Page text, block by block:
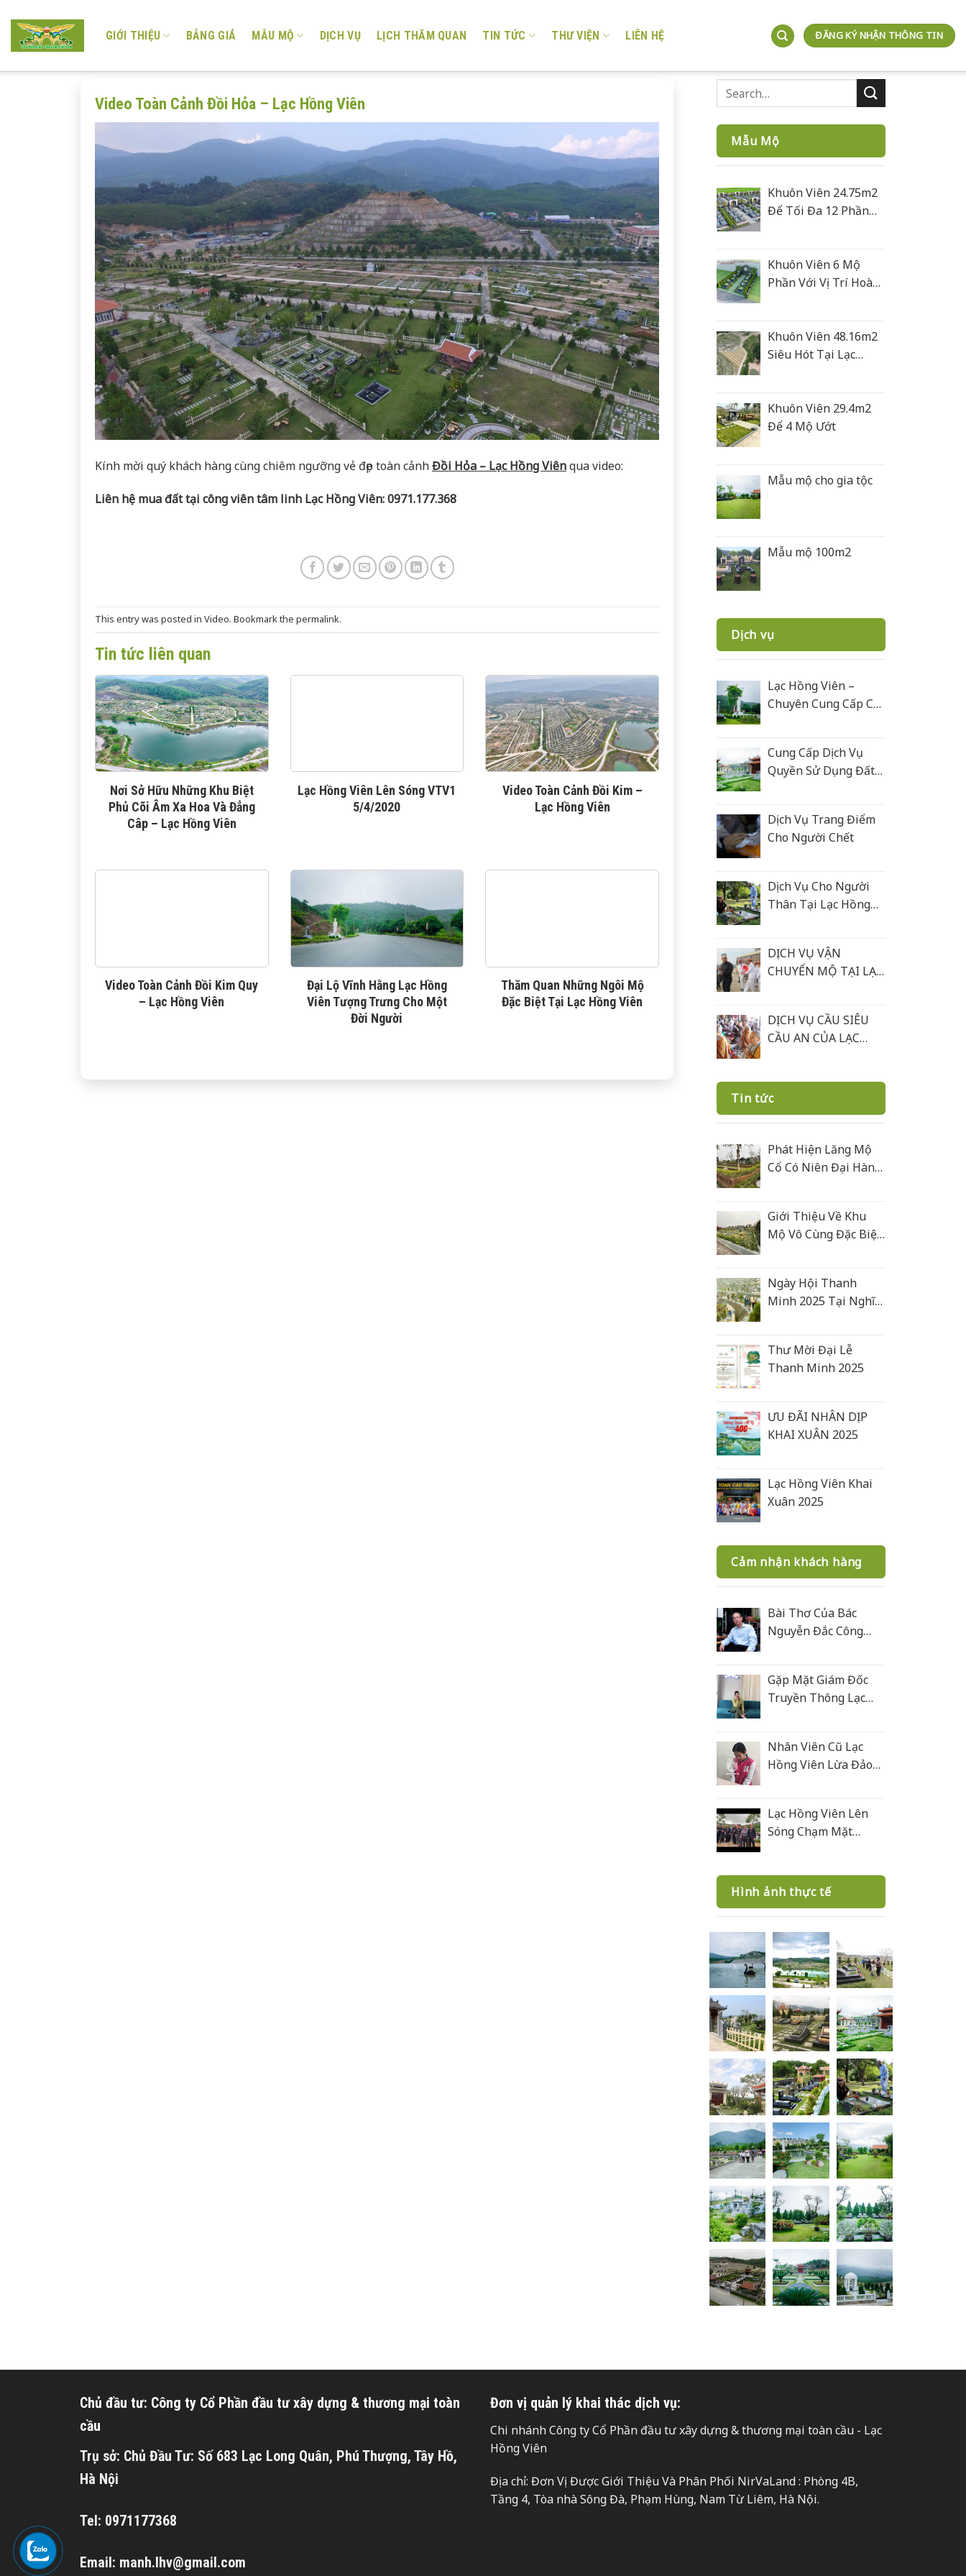
content
GIỚI THIỆU BẢNG GIÁ MẪU MỘ DỊCH VỤ LỊCH THĂM QUAN TIN TỨC THƯ VIỆN LIÊN HỆ ĐĂNG KÝ NHẬN THÔNG TIN
Video Toàn Cảnh Đồi Hỏa – Lạc Hồng Viên
Kính mời quý khách hàng cùng chiêm ngưỡng vẻ đẹp toàn cảnhĐồi Hỏa – Lạc Hồng Viênqua video:
Liên hệ mua đất tại công viên tâm linh Lạc Hồng Viên: 0971.177.368
This entry was posted in Video. Bookmark the permalink.
Tin tức liên quan
Nơi Sở Hữu Những Khu Biệt
Phủ Cõi Âm Xa Hoa Và Đẳng
Câp – Lạc Hồng Viên
Lạc Hồng Viên Lên Sóng VTV1
5/4/2020
Video Toàn Cảnh Đồi Kim –
Lạc Hồng Viên
Video Toàn Cảnh Đồi Kim Quy
– Lạc Hồng Viên
Đại Lộ Vĩnh Hằng Lạc Hồng
Viên Tượng Trưng Cho Một
Đời Người
Thăm Quan Những Ngôi Mộ
Đặc Biệt Tại Lạc Hồng Viên
Mẫu Mộ
Khuôn Viên 24.75m2
Để Tối Đa 12 Phần
Khuôn Viên 6 Mộ
Phần Với Vị Trí Hoàn
Khuôn Viên 48.16m2
Siêu Hót Tại Lạc
Khuôn Viên 29.4m2
Để 4 Mộ Ướt
Mẫu mộ cho gia tộc
Mẫu mộ 100m2
Dịch vụ
Lạc Hồng Viên –
Chuyên Cung Cấp Các
Cung Cấp Dịch Vụ
Quyền Sử Dụng Đất
Dịch Vụ Trang Điểm
Cho Người Chết
Dịch Vụ Cho Người
Thân Tại Lạc Hồng
DỊCH VỤ VẬN
CHUYỂN MỘ TẠI LẠC
DỊCH VỤ CẦU SIÊU
CẦU AN CỦA LẠC
Tin tức
Phát Hiện Lăng Mộ
Cổ Có Niên Đại Hàng
Giới Thiệu Về Khu
Mộ Vô Cùng Đặc Biệt
Xanh Rêu Thanh Hoá
Ngày Hội Thanh
Minh 2025 Tại Nghĩa
Thư Mời Đại Lễ
Thanh Minh 2025
ƯU ĐÃI NHÂN DỊP
KHAI XUÂN 2025
Lạc Hồng Viên Khai
Xuân 2025
Cảm nhận khách hàng
Bài Thơ Của Bác
Nguyễn Đắc Công
Gặp Mặt Giám Đốc
Truyền Thông Lạc
Nhân Viên Cũ Lạc
Hồng Viên Lừa Đảo
Lạc Hồng Viên Lên
Sóng Chạm Mặt
Hình ảnh thực tế
Chủ đầu tư: Công ty Cổ Phần đầu tư xây dựng & thương mại toàn
cầu
Trụ sở: Chủ Đầu Tư: Số 683 Lạc Long Quân, Phú Thượng, Tây Hồ,
Hà Nội
Tel: 0971177368
Email: manh.lhv@gmail.com
Đơn vị quản lý khai thác dịch vụ:
Chi nhánh Công ty Cổ Phần đầu tư xây dựng & thương mại toàn cầu - Lạc
Hồng Viên
Địa chỉ: Đơn Vị Được Giới Thiệu Và Phân Phối NirVaLand : Phòng 4B,
Tầng 4, Tòa nhà Sông Đà, Phạm Hùng, Nam Từ Liêm, Hà Nội.